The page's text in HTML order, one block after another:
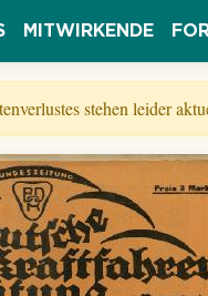
MITWIRKENDE
stehen leider